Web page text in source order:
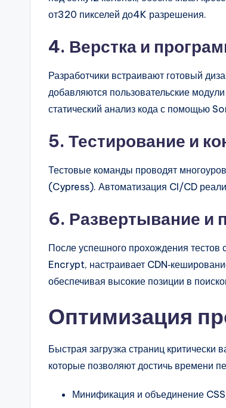
от320 пикселей до4K разрешения.
4. Верстка и
Разработчики встраивают готовый
добавляются пользовательские
статический анализ кода с помощью
5. Тестирование и
Тестовые команды проводят
(Cypress). Автоматизация CI/CD
6. Развертывание и
После успешного прохождения тестов
Encrypt, настраивает
обеспечивая высокие позиции в
Оптимизация
Быстрая загрузка страниц
которые позволяют достичь времени
Минификация и объединение